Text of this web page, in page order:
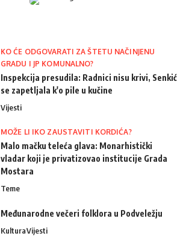
KO ĆE ODGOVARATI ZA ŠTETU NAČINJENU
GRADU I JP KOMUNALNO?
Inspekcija presudila: Radnici nisu krivi, Senkić
se zapetljala k'o pile u kučine
Vijesti
MOŽE LI IKO ZAUSTAVITI KORDIĆA?
Malo mačku teleća glava: Monarhistički
vladar koji je privatizovao institucije Grada
Mostara
Teme
Međunarodne večeri folklora u Podveležju
KulturaVijesti